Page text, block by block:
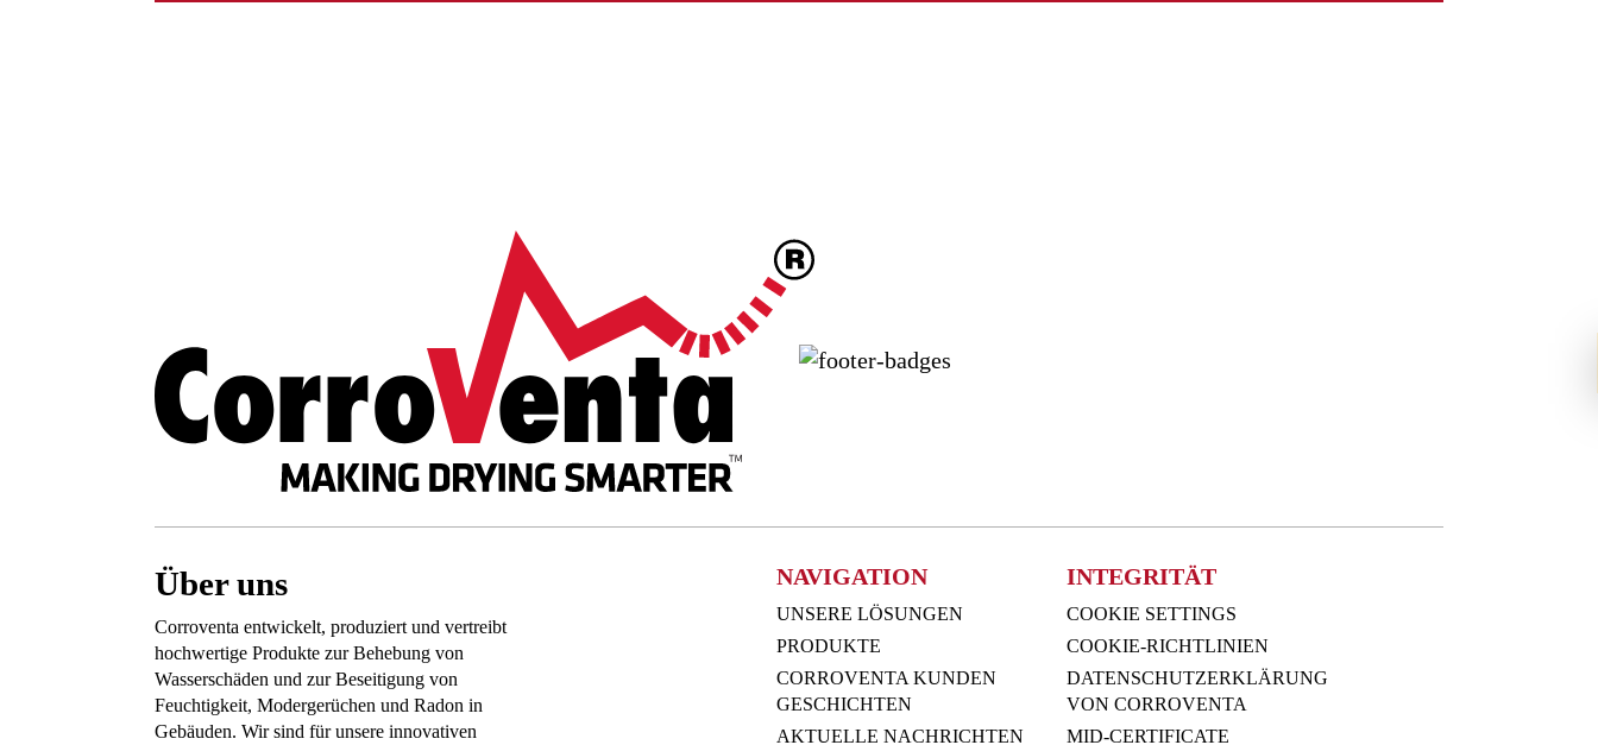
Über uns
Corroventa entwickelt, produziert und vertreibt
hochwertige Produkte zur Behebung von
Wasserschäden und zur Beseitigung von
Feuchtigkeit, Modergerüchen und Radon in
Gebäuden. Wir sind für unsere innovativen
NAVIGATION
UNSERE LÖSUNGEN
PRODUKTE
CORROVENTA KUNDEN
GESCHICHTEN
AKTUELLE NACHRICHTEN
INTEGRITÄT
COOKIE SETTINGS
COOKIE-RICHTLINIEN
DATENSCHUTZERKLÄRUNG
VON CORROVENTA
MID-CERTIFICATE